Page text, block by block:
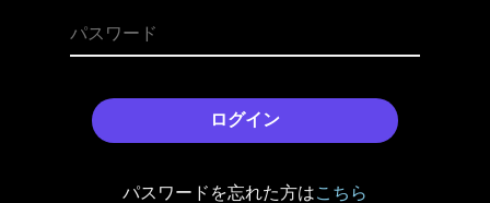
ログイン
パスワードを忘れた方はこちら